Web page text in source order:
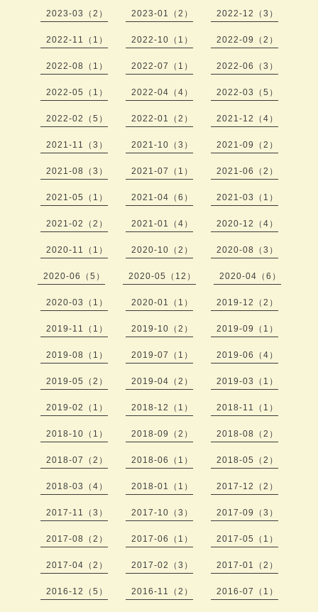
2023-03（2） 2023-01（2） 2022-12（3）
2022-11（1） 2022-10（1） 2022-09（2）
2022-08（1） 2022-07（1） 2022-06（3）
2022-05（1） 2022-04（4） 2022-03（5）
2022-02（5） 2022-01（2） 2021-12（4）
2021-11（3） 2021-10（3） 2021-09（2）
2021-08（3） 2021-07（1） 2021-06（2）
2021-05（1） 2021-04（6） 2021-03（1）
2021-02（2） 2021-01（4） 2020-12（4）
2020-11（1） 2020-10（2） 2020-08（3）
2020-06（5） 2020-05（12） 2020-04（6）
2020-03（1） 2020-01（1） 2019-12（2）
2019-11（1） 2019-10（2） 2019-09（1）
2019-08（1） 2019-07（1） 2019-06（4）
2019-05（2） 2019-04（2） 2019-03（1）
2019-02（1） 2018-12（1） 2018-11（1）
2018-10（1） 2018-09（2） 2018-08（2）
2018-07（2） 2018-06（1） 2018-05（2）
2018-03（4） 2018-01（1） 2017-12（2）
2017-11（3） 2017-10（3） 2017-09（3）
2017-08（2） 2017-06（1） 2017-05（1）
2017-04（2） 2017-02（3） 2017-01（2）
2016-12（5） 2016-11（2） 2016-07（1）